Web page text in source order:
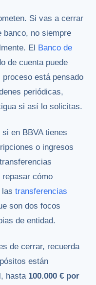
Si vas a cerrar
banco, no siempre
El Banco de
de cuenta puede
está pensado
periódicas,
si así lo solicitas.
en BBVA tienes
o ingresos
cómo
transferencias
son dos focos
de entidad.
de cerrar, recuerda
están
hasta 100.000 € por